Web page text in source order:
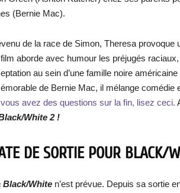
(Bernie Mac).
de la race de Simon, Theresa
aborde avec humour les préjugés
au sein d’une famille noire
de Bernie Mac, il mélange
avez des questions sur la fin, lisez ceci.
White 2 !
DE SORTIE POUR BLACK/
Black/White n’est prévue. Depuis sa sortie